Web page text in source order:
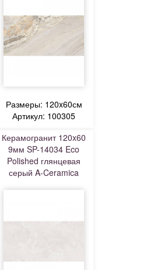
Размеры: 120x60см
Артикул: 100305
Керамогранит 120x60
9мм SP-14034 Eco
Polished глянцевая
серый A-Ceramica